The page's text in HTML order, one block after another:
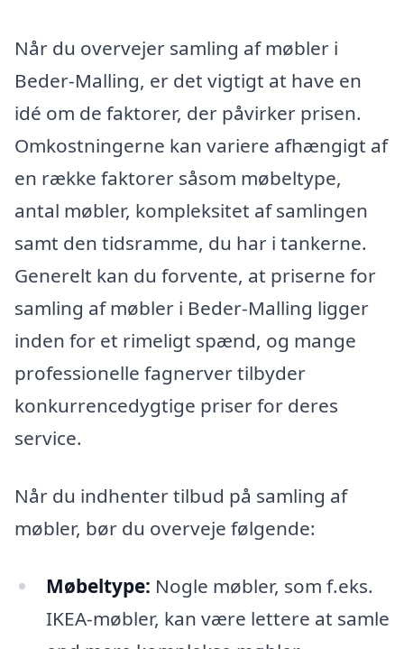
Når du overvejer samling af møbler i
Beder-Malling, er det vigtigt at have en
idé om de faktorer, der påvirker prisen.
Omkostningerne kan variere afhængigt af
en række faktorer såsom møbeltype,
antal møbler, kompleksitet af samlingen
samt den tidsramme, du har i tankerne.
Generelt kan du forvente, at priserne for
samling af møbler i Beder-Malling ligger
inden for et rimeligt spænd, og mange
professionelle fagnerver tilbyder
konkurrencedygtige priser for deres
service.
Når du indhenter tilbud på samling af
møbler, bør du overveje følgende:
Møbeltype: Nogle møbler, som f.eks.
IKEA-møbler, kan være lettere at samle